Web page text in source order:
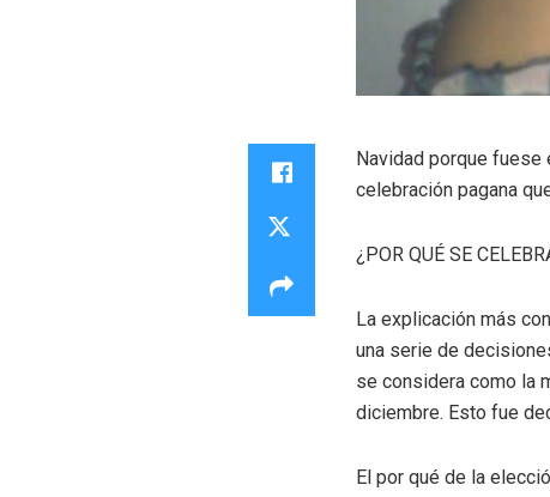
Navidad porque fuese
celebración pagana
¿POR QUÉ SE
La explicación más
una serie de
se considera como la
diciembre. Esto fue
El por qué de la